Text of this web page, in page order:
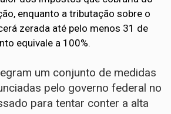
enquanto a tributação sobre o
zerada até pelo menos 31 de
equivale a 100%.
um conjunto de medidas
pelo governo federal no
para tentar conter a alta